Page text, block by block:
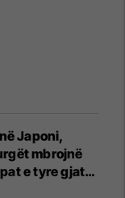
Japoni,
mbrojnë
e tyre gjatë